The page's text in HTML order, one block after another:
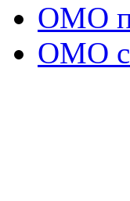
ОМО
ОМО